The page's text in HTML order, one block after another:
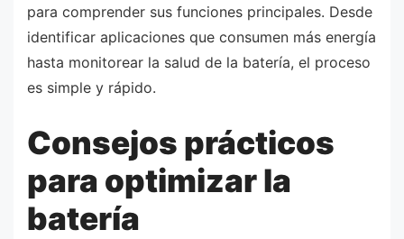
para comprender sus funciones principales. Desde
identificar aplicaciones que consumen más energía
hasta monitorear la salud de la batería, el proceso
es simple y rápido.
Consejos prácticos
para optimizar la
batería